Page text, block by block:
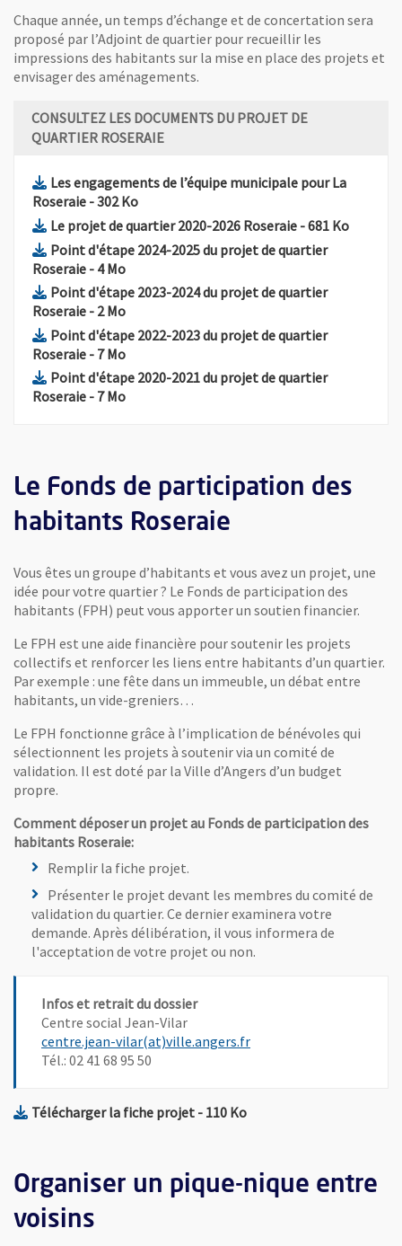
Chaque année, un temps d’échange et de concertation sera
proposé par l’Adjoint de quartier pour recueillir les
impressions des habitants sur la mise en place des projets et
envisager des aménagements.
CONSULTEZ LES DOCUMENTS DU PROJET DE
QUARTIER ROSERAIE
Les engagements de l’équipe municipale pour La
Roseraie, Fichier au format Pdf
- 302 Ko, Ouvre une nouvelle fenêtre
Le projet de quartier 2020-2026 Roseraie, Fichier au
- 681 Ko, Ouvre
Point d'étape 2024-2025 du projet de quartier
Roseraie, Fichier au format Pdf
- 4 Mo, Ouvre une nouvelle fenêtre
Point d'étape 2023-2024 du projet de quartier
Roseraie, Fichier au format Pdf
- 2 Mo, Ouvre une nouvelle fenêtre
Point d'étape 2022-2023 du projet de quartier
Roseraie, Fichier au format Pdf
- 7 Mo, Ouvre une nouvelle fenêtre
Point d'étape 2020-2021 du projet de quartier
Roseraie, Fichier au format Pdf
- 7 Mo, Ouvre une nouvelle fenêtre
Le Fonds de participation des
habitants Roseraie
Vous êtes un groupe d’habitants et vous avez un projet, une
idée pour votre quartier ? Le Fonds de participation des
habitants (FPH) peut vous apporter un soutien financier.
Le FPH est une aide financière pour soutenir les projets
collectifs et renforcer les liens entre habitants d’un quartier.
Par exemple : une fête dans un immeuble, un débat entre
habitants, un vide-greniers…
Le FPH fonctionne grâce à l’implication de bénévoles qui
sélectionnent les projets à soutenir via un comité de
validation. Il est doté par la Ville d’Angers d’un budget
propre.
Comment déposer un projet au Fonds de participation des
habitants Roseraie:
Remplir la fiche projet.
Présenter le projet devant les membres du comité de
validation du quartier. Ce dernier examinera votre
demande. Après délibération, il vous informera de
l'acceptation de votre projet ou non.
Infos et retrait du dossier
Centre social Jean-Vilar
centre.jean-vilar(at)ville.angers.fr, Ouvre une nouvelle
Tél.: 02 41 68 95 50
Télécharger la fiche projet, Fichier au format Pdf
- 110 Ko, Ouvre une nouvelle
Organiser un pique-nique entre
voisins